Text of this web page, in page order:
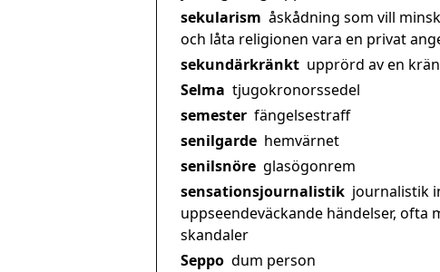
sekularism åskådning som vill
och låta religionen vara en privat
sekundärkränkt upprörd av en
Selma tjugokronorssedel
semester fängelsestraff
senilgarde hemvärnet
senilsnöre glasögonrem
sensationsjournalistik journalistik
uppseendeväckande händelser, ofta
skandaler
Seppo dum person